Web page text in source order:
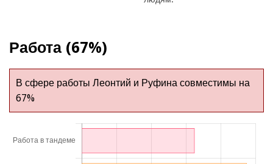
Работа (67%)
В сфере работы Леонтий и Руфина совместимы на
67%